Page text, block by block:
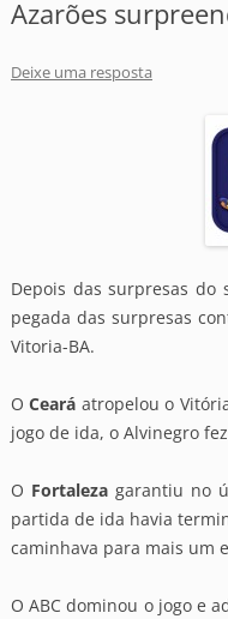
Azarões
Deixe uma resposta
Depois das surpresas do
pegada das surpresas
Vitoria-BA.
OCeará atropelou o
jogo de ida, o Alvinegro
O Fortaleza garantiu no
partida de ida havia
caminhava para mais um
O ABC dominou o jogo e